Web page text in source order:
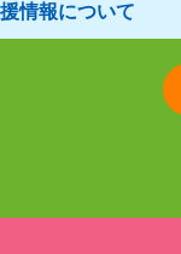
情報について